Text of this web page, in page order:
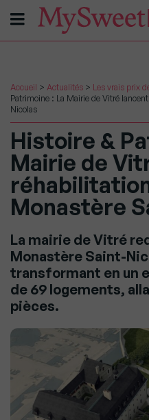
Accueil > Actualités > Les vrais prix
Patrimoine : La Mairie de Vitré
Nicolas
Histoire &
Mairie de
Monastère
La mairie de Vitré
Monastère Saint-
transformant en un
de 69 logements,
pièces.